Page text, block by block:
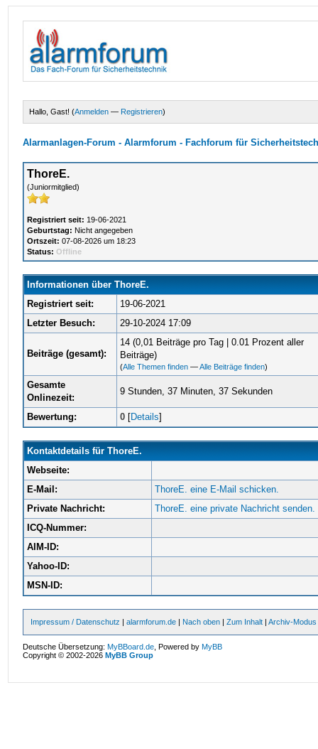
Hallo, Gast! (Anmelden — Registrieren)
Alarmanlagen-Forum - Alarmforum - Fachforum für
ThoreE.
(Juniormitglied)
Registriert seit: 19-06-2021
Geburtstag: Nicht angegeben
Ortszeit: 07-08-2026 um 18:23
Status: Offline
Informationen über ThoreE.
Registriert seit:
19-06-2021
Letzter Besuch:
29-10-2024 17:09
Beiträge (gesamt):
14 (0,01 Beiträge pro Tag | 0.01 Prozent aller
Beiträge)
(Alle Themen finden —Alle Beiträge finden)
Gesamte
Onlinezeit:
9 Stunden, 37 Minuten, 37 Sekunden
Bewertung: 0 [Details]
Kontaktdetails für ThoreE.
Webseite:
E-Mail:
ThoreE. eine E-Mail schicken.
Private Nachricht:
ThoreE. eine private Nachricht senden.
ICQ-Nummer:
AIM-ID:
Yahoo-ID:
MSN-ID:
Impressum / Datenschutz |alarmforum.de | Nach oben |Zum Inhalt |Archiv-Modus
Deutsche Übersetzung:MyBBoard.de , Powered byMyBB
Copyright © 2002-2026MyBB Group